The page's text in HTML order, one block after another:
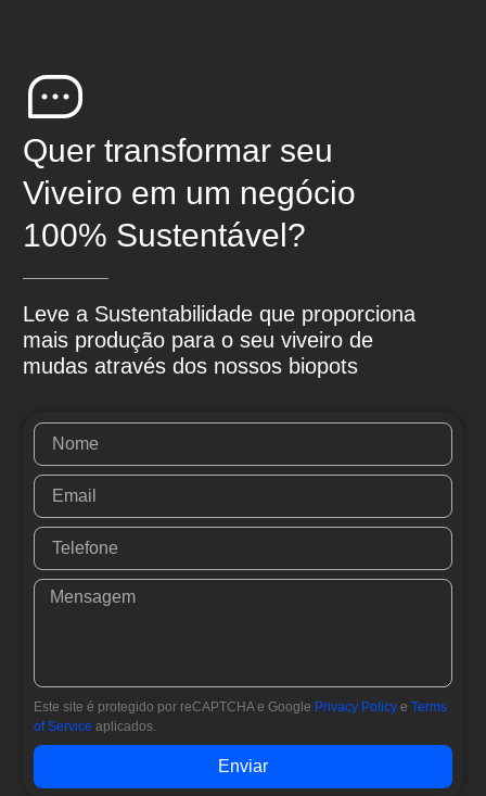
Quer transformar seu
Viveiro em um negócio
100% Sustentável?
Leve a Sustentabilidade que proporciona
mais produção para o seu viveiro de
mudas através dos nossos biopots
Este site é protegido por reCAPTCHA e Google Privacy Policy e Terms
of Service aplicados.
Enviar